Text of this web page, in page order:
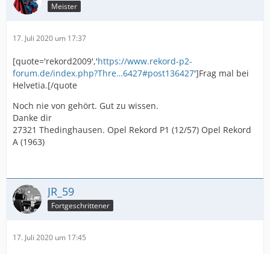
Meister
17. Juli 2020 um 17:37
[quote='rekord2009','https://www.rekord-p2-
forum.de/index.php?Thre…6427#post136427']Frag mal bei
Helvetia.[/quote
Noch nie von gehört. Gut zu wissen.
Danke dir
27321 Thedinghausen. Opel Rekord P1 (12/57) Opel Rekord
A (1963)
JR_59
Fortgeschrittener
17. Juli 2020 um 17:45